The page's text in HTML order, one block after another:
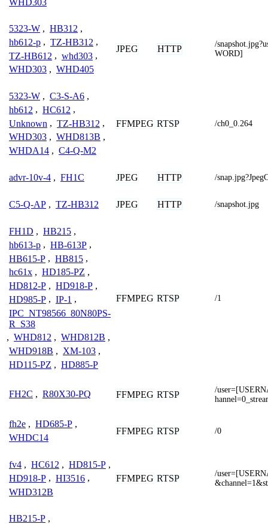
5323-W , HB312 ,
hb612-p , TZ-HB312 ,
TZ-HB612 , whd303 ,
WHD303 , WHD405
JPEG HTTP
/
WORD]
5323-W , C3-S-A6 ,
hb612 , HC612 ,
Unknown , TZ-HB312 ,
WHD303 , WHD813B ,
WHDA14 , C4-Q-M2
FFMPEG RTSP /ch0_0.264
advr-10v-4 , FH1C JPEG HTTP /
C5-Q-AP , TZ-HB312 JPEG HTTP /snapshot.jpg
FH1D , HB215 ,
hb613-p , HB-613P ,
HB615-P , HB815 ,
hc61x , HD185-PZ ,
HD812-P , HD918-P ,
HD985-P , IP-1 ,
IPC_NT98566_80N80PS-
R_S38
, WHD812 , WHD812B ,
WHD918B , XM-103 ,
HD115-PZ , HD885-P
FFMPEG RTSP /1
FH2C , R80X30-PQ FFMPEG RTSP
/
fh2e , HD685-P ,
WHDC14
FFMPEG RTSP /0
fv4 , HC612 , HD815-P ,
HD918-P , HI3516 ,
WHD312B
FFMPEG RTSP
/
HB215-P ,